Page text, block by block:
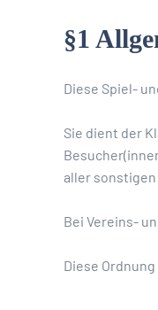
§1
Diese Spiel-
Sie dient der
aller
Bei Vereins-
Diese